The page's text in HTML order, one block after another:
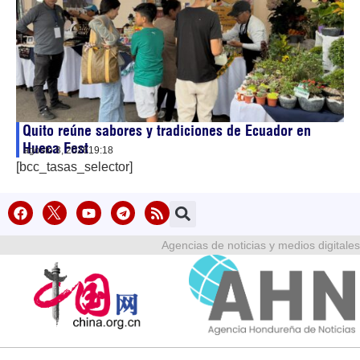
Quito reúne sabores y tradiciones de Ecuador en
Hueca Fest
agosto 8, 202619:18
[bcc_tasas_selector]
Agencias de noticias y medios digitales